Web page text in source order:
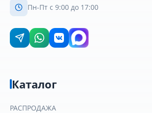
Пн-Пт с 9:00 до 17:00
Каталог
РАСПРОДАЖА